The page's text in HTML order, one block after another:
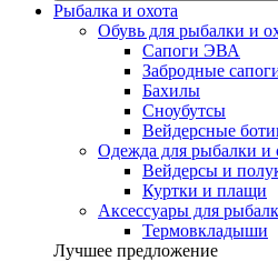
Рыбалка и охота
Обувь для рыбалки и
Сапоги ЭВА
Забродные
Бахилы
Сноубутсы
Вейдерсные
Одежда для рыбалки и
Вейдерсы и
Куртки и плащи
Аксессуары для
Термовкладыши
Лучшее предложение